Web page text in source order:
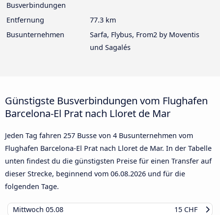
Busverbindungen
Entfernung
77.3 km
Busunternehmen
Sarfa, Flybus, From2 by Moventis
und Sagalés
Günstigste Busverbindungen vom Flughafen
Barcelona-El Prat nach Lloret de Mar
Jeden Tag fahren 257 Busse von 4 Busunternehmen vom
Flughafen Barcelona-El Prat nach Lloret de Mar. In der Tabelle
unten findest du die günstigsten Preise für einen Transfer auf
dieser Strecke, beginnend vom 06.08.2026 und für die
folgenden Tage.
Mittwoch 05.08
15 CHF